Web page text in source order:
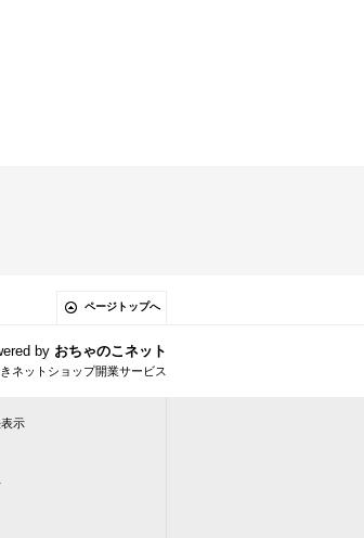
ページトップへ
by おちゃのこネット
ネットショップ開業サービス
示